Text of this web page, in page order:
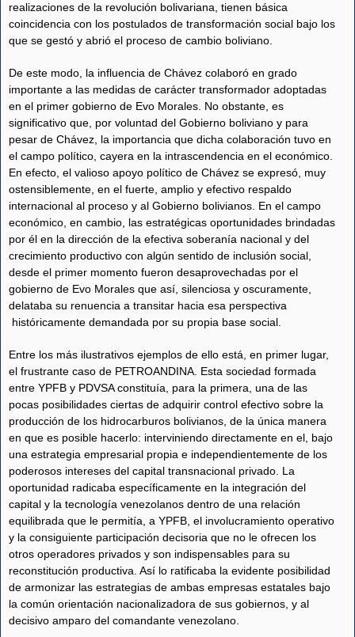
realizaciones de la revolución bolivariana, tienen básica
coincidencia con los postulados de transformación social bajo los
que se gestó y abrió el proceso de cambio boliviano.
De este modo, la influencia de Chávez colaboró en grado
importante a las medidas de carácter transformador adoptadas
en el primer gobierno de Evo Morales. No obstante, es
significativo que, por voluntad del Gobierno boliviano y para
pesar de Chávez, la importancia que dicha colaboración tuvo en
el campo político, cayera en la intrascendencia en el económico.
En efecto, el valioso apoyo político de Chávez se expresó, muy
ostensiblemente, en el fuerte, amplio y efectivo respaldo
internacional al proceso y al Gobierno bolivianos. En el campo
económico, en cambio, las estratégicas oportunidades brindadas
por él en la dirección de la efectiva soberanía nacional y del
crecimiento productivo con algún sentido de inclusión social,
desde el primer momento fueron desaprovechadas por el
gobierno de Evo Morales que así, silenciosa y oscuramente,
delataba su renuencia a transitar hacia esa perspectiva
históricamente demandada por su propia base social.
Entre los más ilustrativos ejemplos de ello está, en primer lugar,
el frustrante caso de PETROANDINA. Esta sociedad formada
entre YPFB y PDVSA constituía, para la primera, una de las
pocas posibilidades ciertas de adquirir control efectivo sobre la
producción de los hidrocarburos bolivianos, de la única manera
en que es posible hacerlo: interviniendo directamente en el, bajo
una estrategia empresarial propia e independientemente de los
poderosos intereses del capital transnacional privado. La
oportunidad radicaba específicamente en la integración del
capital y la tecnología venezolanos dentro de una relación
equilibrada que le permitía, a YPFB, el involucramiento operativo
y la consiguiente participación decisoria que no le ofrecen los
otros operadores privados y son indispensables para su
reconstitución productiva. Así lo ratificaba la evidente posibilidad
de armonizar las estrategias de ambas empresas estatales bajo
la común orientación nacionalizadora de sus gobiernos, y al
decisivo amparo del comandante venezolano.